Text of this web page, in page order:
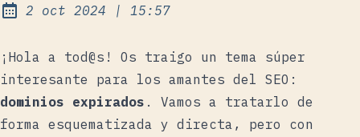
Published:
2 oct 2024 | at
15:57
¡Hola a tod@s! Os traigo un tema súper
interesante para los amantes del SEO:
dominios expirados . Vamos a tratarlo de
forma esquematizada y directa, pero con